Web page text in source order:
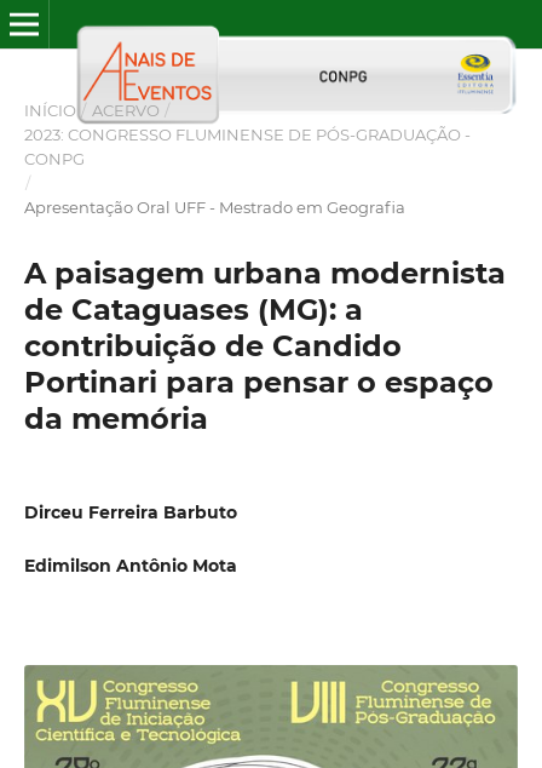
INÍCIO / ACERVO /
2023: CONGRESSO FLUMINENSE DE PÓS-GRADUAÇÃO -
CONPG
/
Apresentação Oral UFF - Mestrado em Geografia
A paisagem urbana modernista
de Cataguases (MG): a
contribuição de Candido
Portinari para pensar o espaço
da memória
Dirceu Ferreira Barbuto
Edimilson Antônio Mota